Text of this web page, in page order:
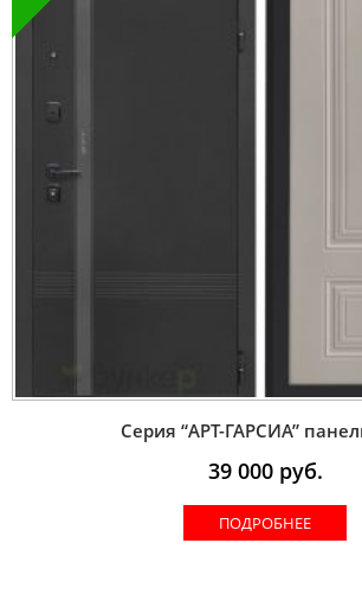
Серия “AРT-ГАРСИА”
39 000руб.
ПОДРОБНЕЕ